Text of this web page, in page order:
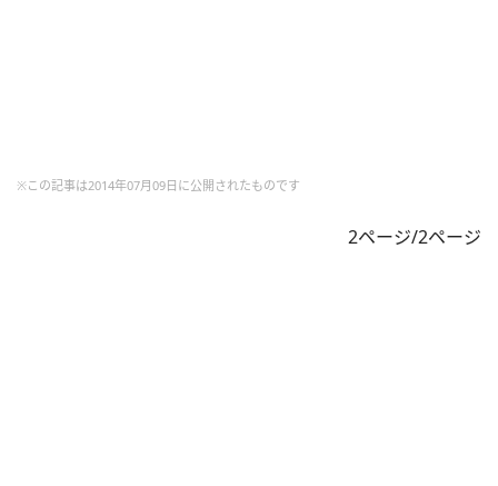
※この記事は2014年07月09日に公開されたものです
2ページ/2ページ